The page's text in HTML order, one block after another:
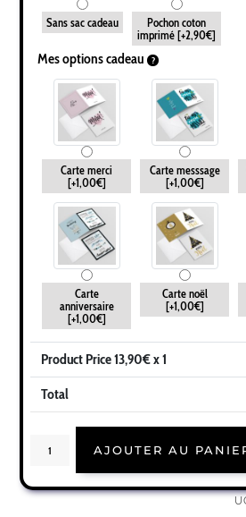
Sans sac cadeau
Pochon coton
imprimé[+2,90€]
Mes options cadeau
Carte merci
[+1,00€]
Carte messsage
[+1,00€]
Carte
anniversaire
[+1,00€]
Carte noël
[+1,00€]
Product Price13,90€ x 1
Total
soeur
AJOUTER AU